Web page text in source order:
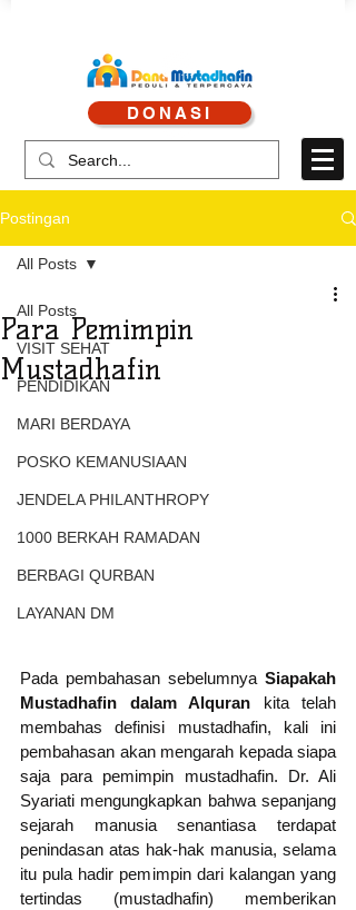
CALL CENTRE : 0878
CALL LAYANAN : 0813
DONASI
Postingan
All Posts
VISIT SEHAT
PENDIDIKAN
MARI BERDAYA
POSKO KEMANUSIAAN
JENDELA PHILANTHROPY
1000 BERKAH RAMADAN
BERBAGI QURBAN
LAYANAN DM
All Posts
Para Pemimpin
Mustadhafin
Pada pembahasan sebelumnya Siapakah
Mustadhafin dalam Alquran kita telah
membahas definisi mustadhafin, kali ini
pembahasan akan mengarah kepada siapa
saja para pemimpin mustadhafin. Dr. Ali
Syariati mengungkapkan bahwa sepanjang
sejarah manusia senantiasa terdapat
penindasan atas hak-hak manusia, selama
itu pula hadir pemimpin dari kalangan yang
tertindas (mustadhafin) memberikan